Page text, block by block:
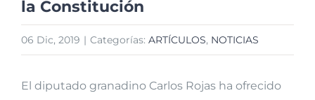
la Constitución
06 Dic, 2019 | Categorías: ARTÍCULOS, NOTICIAS
El diputado granadino Carlos Rojas ha ofrecido